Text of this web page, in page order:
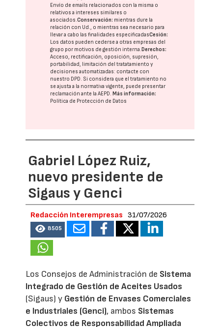
Envío de emails relacionados con la misma o
relativos a intereses similares o
asociados.Conservación: mientras dure la
relación con Ud., o mientras sea necesario para
llevar a cabo las finalidades especificadasCesión:
Los datos pueden cederse a otras empresas del
grupo por motivos de gestión interna. Derechos:
Acceso, rectificación, oposición, supresión,
portabilidad, limitación del tratatamiento y
decisiones automatizadas: contacte con
nuestro DPD. Si considera que el tratamiento no
se ajusta a la normativa vigente, puede presentar
reclamación ante laAEPD. Más información:
Política de Protección de Datos
Gabriel López Ruiz,
nuevo presidente de
Sigaus y Genci
Redacción Interempresas 31/07/2026
8505
Los Consejos de Administración de Sistema
Integrado de Gestión de Aceites Usados
(Sigaus) y Gestión de Envases Comerciales
e Industriales (Genci), ambos Sistemas
Colectivos de Responsabilidad Ampliada